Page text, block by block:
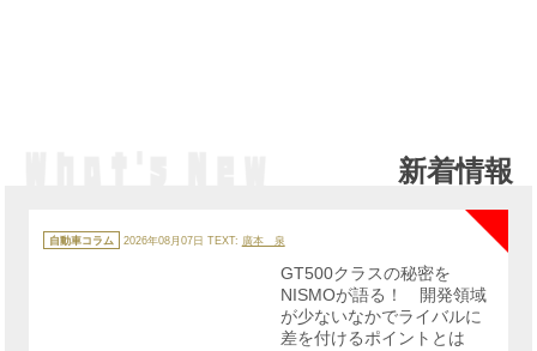
新着情報
テ
ゴ
自動車コラム 2026年08月07日 TEXT: 廣本 泉
NEW
GT500クラスの秘密を
NISMOが語る！ 開発領域
が少ないなかでライバルに
差を付けるポイントとは